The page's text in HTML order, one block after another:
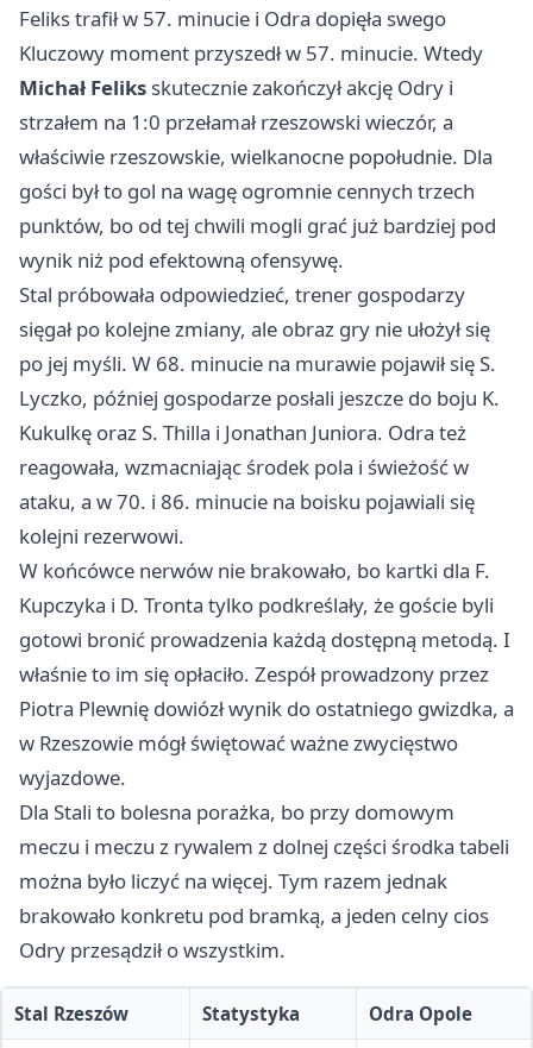
Feliks trafił w 57. minucie i Odra dopięła swego
Kluczowy moment przyszedł w 57. minucie. Wtedy
Michał Feliks skutecznie zakończył akcję Odry i
strzałem na 1:0 przełamał rzeszowski wieczór, a
właściwie rzeszowskie, wielkanocne popołudnie. Dla
gości był to gol na wagę ogromnie cennych trzech
punktów, bo od tej chwili mogli grać już bardziej pod
wynik niż pod efektowną ofensywę.
Stal próbowała odpowiedzieć, trener gospodarzy
sięgał po kolejne zmiany, ale obraz gry nie ułożył się
po jej myśli. W 68. minucie na murawie pojawił się S.
Lyczko, później gospodarze posłali jeszcze do boju K.
Kukulkę oraz S. Thilla i Jonathan Juniora. Odra też
reagowała, wzmacniając środek pola i świeżość w
ataku, a w 70. i 86. minucie na boisku pojawiali się
kolejni rezerwowi.
W końcówce nerwów nie brakowało, bo kartki dla F.
Kupczyka i D. Tronta tylko podkreślały, że goście byli
gotowi bronić prowadzenia każdą dostępną metodą. I
właśnie to im się opłaciło. Zespół prowadzony przez
Piotra Plewnię dowiózł wynik do ostatniego gwizdka, a
w Rzeszowie mógł świętować ważne zwycięstwo
wyjazdowe.
Dla Stali to bolesna porażka, bo przy domowym
meczu i meczu z rywalem z dolnej części środka tabeli
można było liczyć na więcej. Tym razem jednak
brakowało konkretu pod bramką, a jeden celny cios
Odry przesądził o wszystkim.
Stal Rzeszów Statystyka Odra Opole